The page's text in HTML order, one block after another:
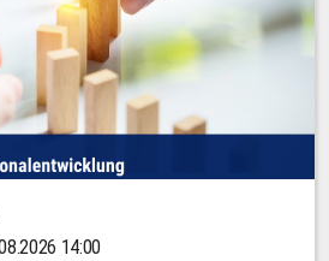
14:00